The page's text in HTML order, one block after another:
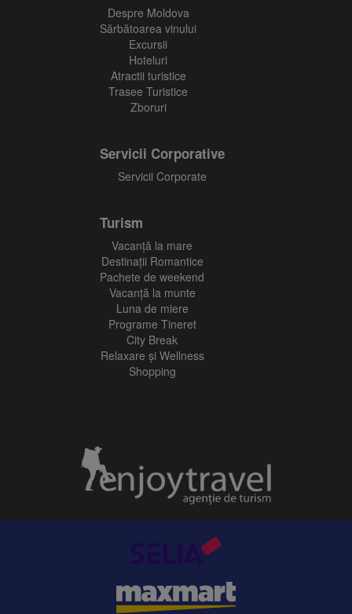
Despre Moldova
Sărbătoarea vinului
Excursii
Hoteluri
Atractii turistice
Trasee Turistice
Zboruri
Servicii Corporative
Servicii Corporate
Turism
Vacanţă la mare
Destinații Romantice
Pachete de weekend
Vacanță la munte
Luna de miere
Programe Tineret
City Break
Relaxare și Wellness
Shopping